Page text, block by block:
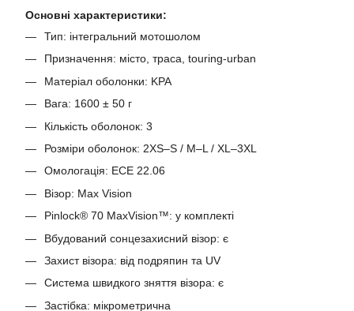
Основні характеристики:
Тип: інтегральний мотошолом
Призначення: місто, траса, touring-urban
Матеріал оболонки: KPA
Вага: 1600 ± 50 г
Кількість оболонок: 3
Розміри оболонок: 2XS–S / M–L / XL–3XL
Омологація: ECE 22.06
Візор: Max Vision
Pinlock® 70 MaxVision™: у комплекті
Вбудований сонцезахисний візор: є
Захист візора: від подряпин та UV
Система швидкого зняття візора: є
Застібка: мікрометрична